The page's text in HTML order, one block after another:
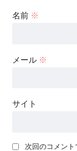
名前 ※
メール ※
サイト
次回のコメント